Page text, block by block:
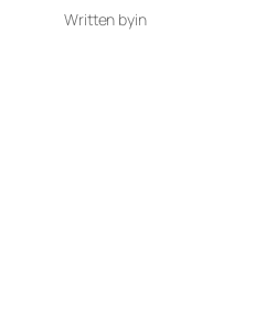
Written byin